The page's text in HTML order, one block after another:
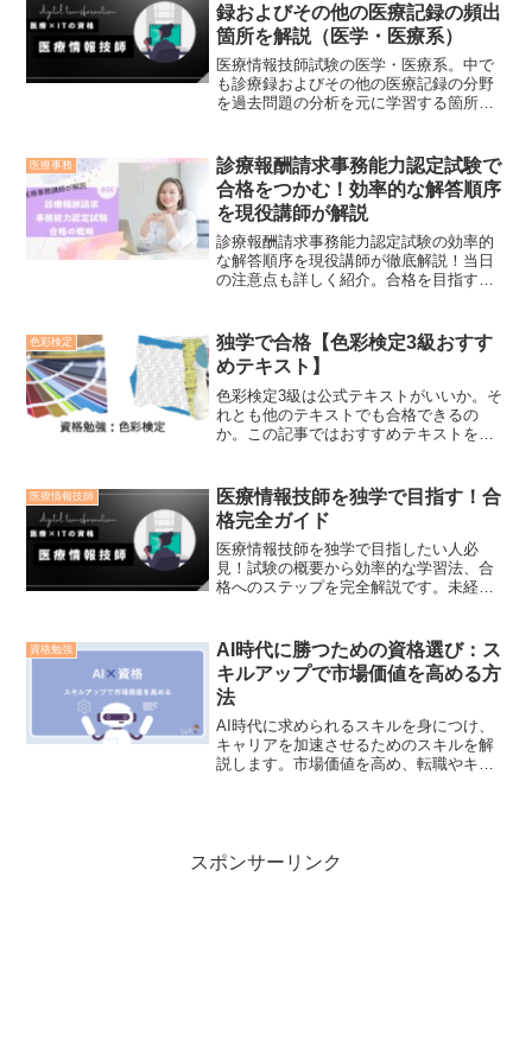
録およびその他の医療記録の頻出
箇所を解説（医学・医療系）
医療情報技師試験の医学・医療系。中で
も診療録およびその他の医療記録の分野
を過去問題の分析を元に学習する箇所を
医療事務
診療報酬請求事務能力認定試験で
合格をつかむ！効率的な解答順序
を現役講師が解説
診療報酬請求事務能力認定試験の効率的
な解答順序を現役講師が徹底解説！当日
の注意点も詳しく紹介。合格を目指す方
色彩検定
独学で合格【色彩検定3級おすす
めテキスト】
色彩検定3級は公式テキストがいいか。そ
れとも他のテキストでも合格できるの
か。この記事ではおすすめテキストをご
医療情報技師
医療情報技師を独学で目指す！合
格完全ガイド
医療情報技師を独学で目指したい人必
見！試験の概要から効率的な学習法、合
格へのステップを完全解説です。未経験
資格勉強
AI時代に勝つための資格選び：ス
キルアップで市場価値を高める方
法
AI時代に求められるスキルを身につけ、
キャリアを加速させるためのスキルを解
説します。市場価値を高め、転職やキャ
み出せます。
スポンサーリンク